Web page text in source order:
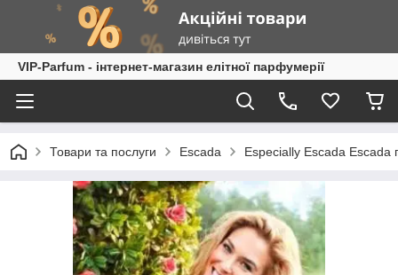
VIP-Parfum - інтернет-магазин елітної парфумерії
Товари та послуги Escada Especially Escada